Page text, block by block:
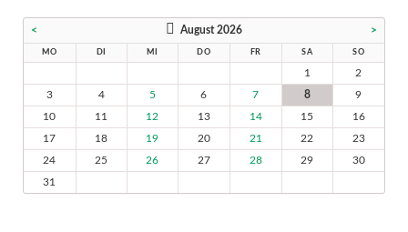
< August 2026 >
MO DI MI DO FR SA SO
1
2
3
4 5 6 7 8
9
10
11 12 13 14 15
16
17
18 19 20 21 22
23
24
25 26 27 28 29
30
31